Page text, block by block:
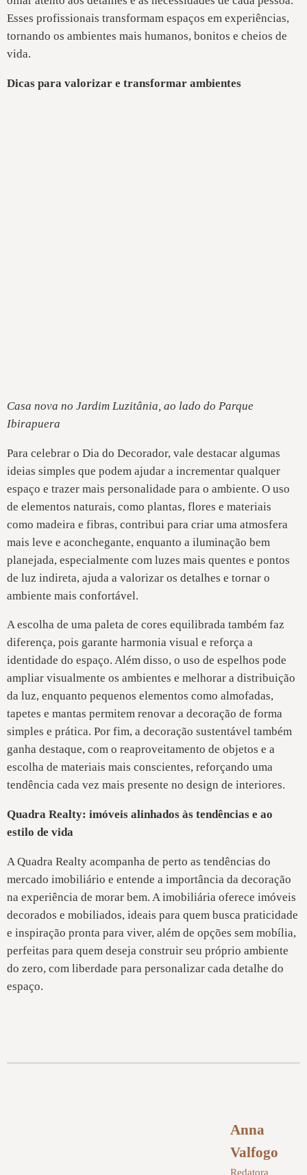
Esses profissionais transformam espaços em experiências,
tornando os ambientes mais humanos, bonitos e cheios de
vida.
Dicas para valorizar e transformar ambientes
Casa nova no Jardim Luzitânia, ao lado do Parque
Ibirapuera
Para celebrar o Dia do Decorador, vale destacar algumas
ideias simples que podem ajudar a incrementar qualquer
espaço e trazer mais personalidade para o ambiente. O uso
de elementos naturais, como plantas, flores e materiais
como madeira e fibras, contribui para criar uma atmosfera
mais leve e aconchegante, enquanto a iluminação bem
planejada, especialmente com luzes mais quentes e pontos
de luz indireta, ajuda a valorizar os detalhes e tornar o
ambiente mais confortável.
A escolha de uma paleta de cores equilibrada também faz
diferença, pois garante harmonia visual e reforça a
identidade do espaço. Além disso, o uso de espelhos pode
ampliar visualmente os ambientes e melhorar a distribuição
da luz, enquanto pequenos elementos como almofadas,
tapetes e mantas permitem renovar a decoração de forma
simples e prática. Por fim, a decoração sustentável também
ganha destaque, com o reaproveitamento de objetos e a
escolha de materiais mais conscientes, reforçando uma
tendência cada vez mais presente no design de interiores.
Quadra Realty: imóveis alinhados às tendências e ao
estilo de vida
A Quadra Realty acompanha de perto as tendências do
mercado imobiliário e entende a importância da decoração
na experiência de morar bem. A imobiliária oferece imóveis
decorados e mobiliados, ideais para quem busca praticidade
e inspiração pronta para viver, além de opções sem mobília,
perfeitas para quem deseja construir seu próprio ambiente
do zero, com liberdade para personalizar cada detalhe do
espaço.
Anna
Valfogo
Redatora